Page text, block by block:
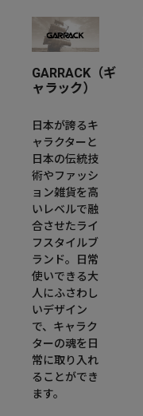
GARRACK（ギ
ャラック）
日本が誇るキ
ャラクターと
日本の伝統技
術やファッシ
ョン雑貨を高
いレベルで融
合させたライ
フスタイルブ
ランド。日常
使いできる大
人にふさわし
いデザイン
で、キャラク
ターの魂を日
常に取り入れ
ることができ
ます。